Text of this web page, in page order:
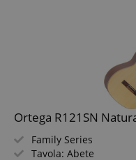
Capotasto e selletto:
Ortega R121SN
Family Series
Tavola: Abete